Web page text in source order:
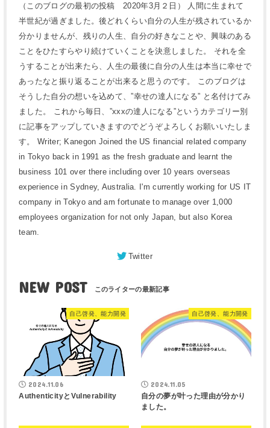
（このブログの最初の投稿 2020年3月２日） 人間に生まれて
半世紀が過ぎました。後どれくらい自分の人生が残されているか
分かりませんが、残りの人生、自分の好きなことや、興味のある
ことをひたすらやり続けていくことを決意しました。 それを全
うすることが出来たら、人生の最後に自分の人生は本当に幸せで
あったなと振り返ることが出来ると思うのです。 このブログは
そうした自分の想いを込めて、”幸せの達人になる” と名付けてみ
ました。 これから毎日、”xxxの達人になる”というカテゴリー別
に記事をアップしていきますのでどうぞよろしくお願いいたしま
す。 Writer; Kanegon Joined the US financial related company
in Tokyo back in 1991 as the fresh graduate and learnt the
business 101 over there including over 10 years overseas
experience in Sydney, Australia. I'm currently working for US IT
company in Tokyo and am fortunate to manage over 1,000
employees organization for not only Japan, but also Korea
team.
Twitter
NEW POST
自己啓発、能力開発
2024.11.06
AuthenticityとVulnerability
自己啓発、能力開発
2024.11.05
自分の夢が叶った理由が分かり
ました。